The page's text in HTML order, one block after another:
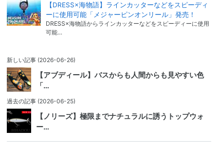
【DRESS×海物語】ラインカッターなどをスピーディ
ーに使用可能「メジャーピンオンリール」発売！
DRESS×海物語からラインカッターなどをスピーディーに使用
可能…
新しい記事 (2026-06-26)
【アブディール】バスからも人間からも見やすい色
「…
過去の記事 (2026-06-25)
【ノリーズ】極限までナチュラルに誘うトップウォ
ー…